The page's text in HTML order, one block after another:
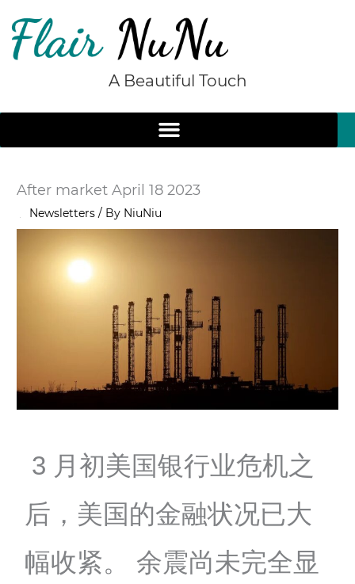
content
A Beautiful Touch
After market April 18 2023
Newsletters / By NiuNiu
3 月初美国银行业危机之
后，美国的金融状况已大
幅收紧。 余震尚未完全显